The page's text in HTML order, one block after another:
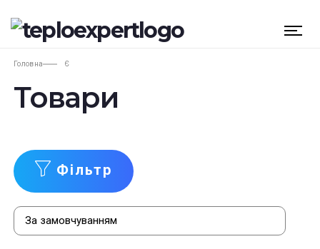
Головна Є
Товари
Фільтр